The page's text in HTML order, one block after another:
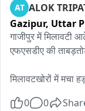
बातचीत काफी नहीं,
की साधारण मीटिंगों
इसलिए हम जल शक्ति
केंद्रीय नेतृत्व दिखाए
स्थानीय सुरक्षा की
मंत्रालय को सोचना
AT ALOK
Gazipur, Uttar
गाजीपुर में मिलावटी
एफएसडीए की
मिलावटखोरों में मचा
0 0